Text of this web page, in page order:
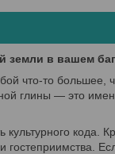
земли в вашем
что-то
глины — это
кода.